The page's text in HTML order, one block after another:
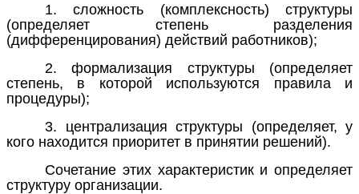
1. сложность (комплексность) структуры
(определяет степень разделения
(дифференцирования) действий работников);
2. формализация структуры (определяет
степень, в которой используются правила и
процедуры);
3. централизация структуры (определяет, у
кого находится приоритет в принятии решений).
Сочетание этих характеристик и определяет
структуру организации.